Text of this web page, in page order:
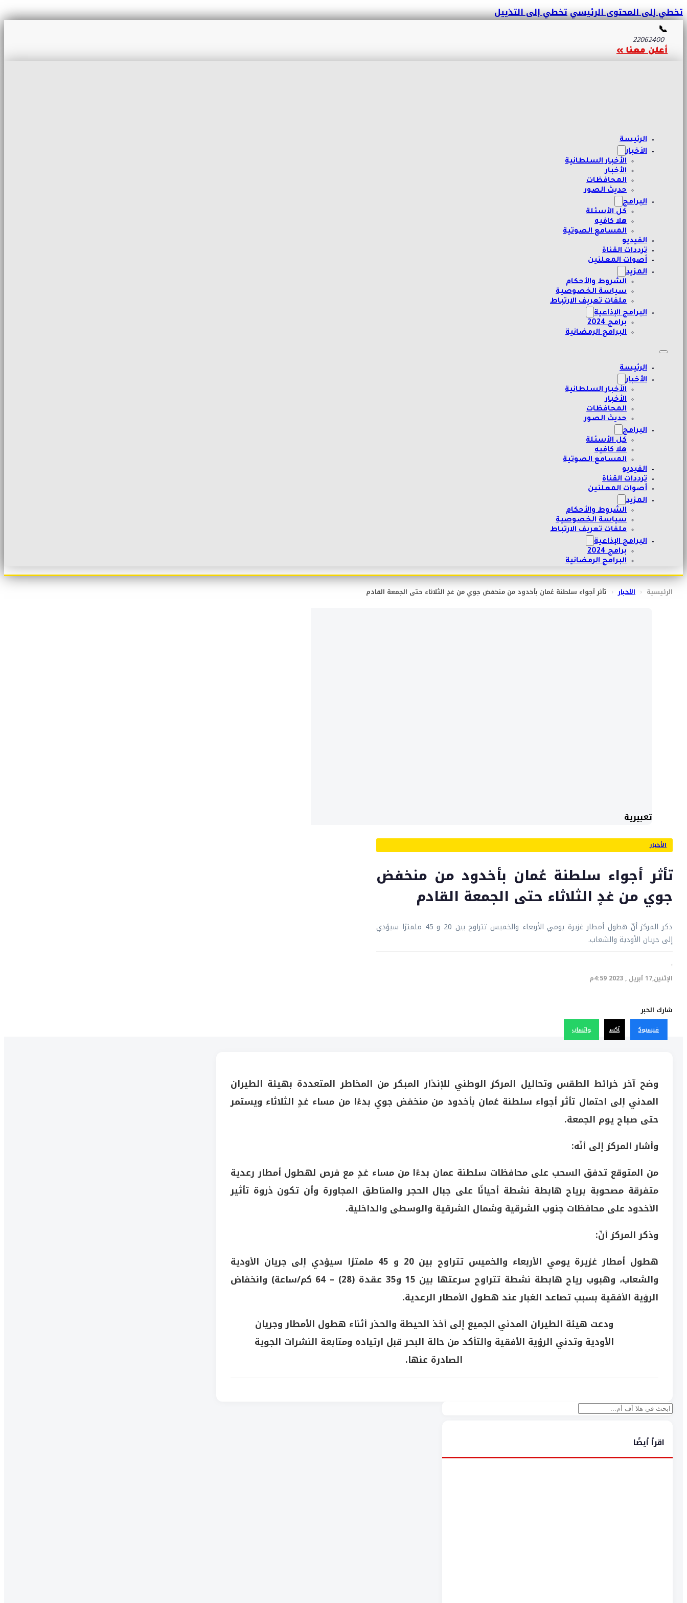
تخطي إلى المحتوى الرئيسيتخطي إلى التذييل
📞
22062400
أعلن معنا »
الرئيسة
الأخبار
الأخبار السلطانية
الأخبار
المحافظات
حديث الصور
البرامج
كل الأسئلة
هلا كافيه
المسامع الصوتية
الفيديو
ترددات القناة
أصوات المعلنين
المزيد
الشروط والأحكام
سياسة الخصوصية
ملفات تعريف الارتباط
البرامج الإذاعية
برامج 2024
البرامج الرمضانية
الرئيسة
الأخبار
الأخبار السلطانية
الأخبار
المحافظات
حديث الصور
البرامج
كل الأسئلة
هلا كافيه
المسامع الصوتية
الفيديو
ترددات القناة
أصوات المعلنين
المزيد
الشروط والأحكام
سياسة الخصوصية
ملفات تعريف الارتباط
البرامج الإذاعية
برامج 2024
البرامج الرمضانية
الرئيسية ‹ الأخبار ‹ تأثر أجواء سلطنة عُمان بأخدود من منخفض جوي من غدٍ الثلاثاء حتى الجمعة القادم
تعبيرية
الأخبار
تأثر أجواء سلطنة عُمان بأخدود من منخفض
جوي من غدٍ الثلاثاء حتى الجمعة القادم
ذكر المركز أنّ هطول أمطار غزيرة يومي الأربعاء والخميس تتراوح بين 20 و 45 ملمترًا سيؤدي
إلى جريان الأودية والشعاب.
·
الإثنين,17 أبريل , 2023 4:59م
شارك الخبر
فيسبوك أكس واتساب
وضح آخر خرائط الطقس وتحاليل المركز الوطني للإنذار المبكر من المخاطر المتعددة بهيئة الطيران
المدني إلى احتمال تأثر أجواء سلطنة عُمان بأخدود من منخفض جوي بدءًا من مساء غدٍ الثلاثاء ويستمر
حتى صباح يوم الجمعة.
وأشار المركز إلى أنّه:
من المتوقع تدفق السحب على محافظات سلطنة عمان بدءًا من مساء غدٍ مع فرص لهطول أمطار رعدية
متفرقة مصحوبة برياح هابطة نشطة أحيانًا على جبال الحجر والمناطق المجاورة وأن تكون ذروة تأثير
الأخدود على محافظات جنوب الشرقية وشمال الشرقية والوسطى والداخلية.
وذكر المركز أنّ:
هطول أمطار غزيرة يومي الأربعاء والخميس تتراوح بين 20 و 45 ملمترًا سيؤدي إلى جريان الأودية
والشعاب، وهبوب رياح هابطة نشطة تتراوح سرعتها بين 15 و35 عقدة (28) – 64 كم/ساعة) وانخفاض
الرؤية الأفقية بسبب تصاعد الغبار عند هطول الأمطار الرعدية.
ودعت هيئة الطيران المدني الجميع إلى أخذ الحيطة والحذر أثناء هطول الأمطار وجريان
الأودية وتدني الرؤية الأفقية والتأكد من حالة البحر قبل ارتياده ومتابعة النشرات الجوية
الصادرة عنها.
بحث
اقرأ أيضًا